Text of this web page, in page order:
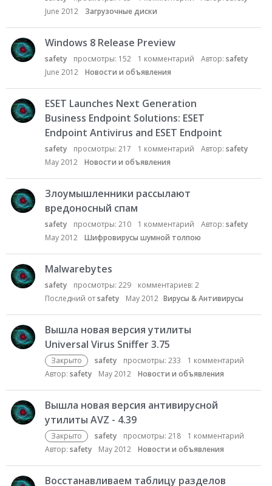
June 2012
Загрузочные диски
Windows 8 Release Preview
safety просмотры: 152 1 комментарий Автор: safety
June 2012
Новости и объявления
ESET Launches Next Generation
Business Endpoint Solutions: ESET
Endpoint Antivirus and ESET Endpoint
safety просмотры: 217 1 комментарий Автор: safety
May 2012
Новости и объявления
Злоумышленники рассылают
вредоносный спам
safety просмотры: 210 1 комментарий Автор: safety
May 2012
Шифровирусы шумной толпою
Malwarebytes
safety просмотры: 229 комментариев: 2
Последний отsafety May 2012 Вирусы & Антивирусы
Вышла новая версия утилиты
Universal Virus Sniffer 3.75
Закрыто safety просмотры: 233 1 комментарий
Автор: safety May 2012 Новости и объявления
Вышла новая версия антивирусной
утилиты AVZ - 4.39
Закрыто safety просмотры: 218 1 комментарий
Автор: safety May 2012 Новости и объявления
Восстанавливаем таблицу разделов